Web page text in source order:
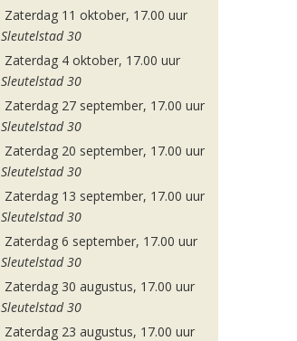
Zaterdag 11 oktober, 17.00 uur
Sleutelstad 30
Zaterdag 4 oktober, 17.00 uur
Sleutelstad 30
Zaterdag 27 september, 17.00 uur
Sleutelstad 30
Zaterdag 20 september, 17.00 uur
Sleutelstad 30
Zaterdag 13 september, 17.00 uur
Sleutelstad 30
Zaterdag 6 september, 17.00 uur
Sleutelstad 30
Zaterdag 30 augustus, 17.00 uur
Sleutelstad 30
Zaterdag 23 augustus, 17.00 uur